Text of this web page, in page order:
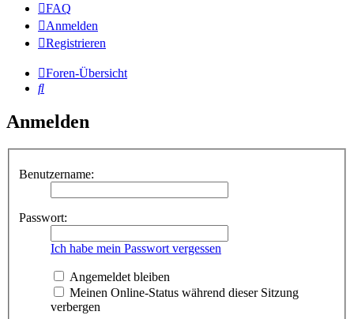
FAQ
Anmelden
Registrieren
Foren-Übersicht
Suche
Anmelden
Benutzername:
Passwort:
Ich habe mein Passwort vergessen
Angemeldet bleiben
Meinen Online-Status während dieser Sitzung
verbergen